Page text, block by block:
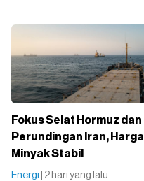
Fokus Selat Hormuz dan
Perundingan Iran, Harga
Minyak Stabil
Energi | 2 hari yang lalu